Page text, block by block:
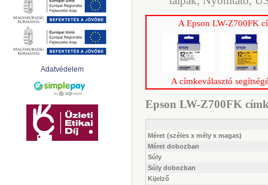
Adatvédelem
A Epson LW-Z700FK
A címkeválasztó
Epson LW-Z700FK
Méret (széles x mély x magas)
Méret dobozban
Súly
Súly dobozban
Kijelző